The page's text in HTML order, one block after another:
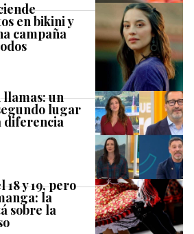
en bikini y
campaña
un
lugar
diferencia
y 19, pero
la
sobre la